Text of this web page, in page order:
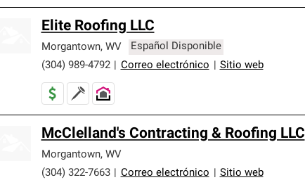
Elite Roofing LLC
Morgantown, WV
Español Disponible
(304) 989-4792
Correo electrónico Sitio web
McClelland's Contracting & Roofing LLC
Morgantown, WV
(304) 322-7663
Correo electrónico Sitio web